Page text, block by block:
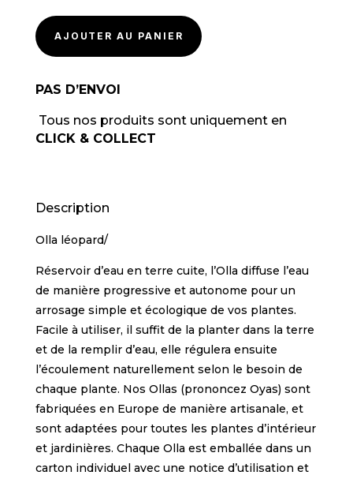
AJOUTER AU PANIER
PAS D’ENVOI
Tous nos produits sont uniquement en
CLICK & COLLECT
Description
Olla léopard/
Réservoir d’eau en terre cuite, l’Olla diffuse l’eau
de manière progressive et autonome pour un
arrosage simple et écologique de vos plantes.
Facile à utiliser, il suffit de la planter dans la terre
et de la remplir d’eau, elle régulera ensuite
l’écoulement naturellement selon le besoin de
chaque plante. Nos Ollas (prononcez Oyas) sont
fabriquées en Europe de manière artisanale, et
sont adaptées pour toutes les plantes d’intérieur
et jardinières. Chaque Olla est emballée dans un
carton individuel avec une notice d’utilisation et